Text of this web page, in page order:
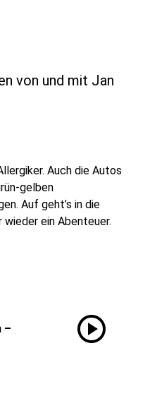
von und mit Jan
Auch die Autos
gelben
Auf geht’s in die
ein Abenteuer.
–
play_circle